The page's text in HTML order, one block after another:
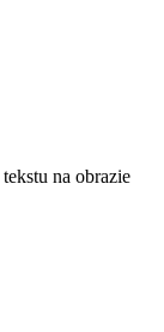
tekstu na obrazie